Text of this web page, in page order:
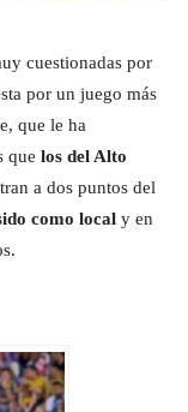
cuestionadas por
por un juego más
que le ha
que los del Alto
a dos puntos del
como local y en